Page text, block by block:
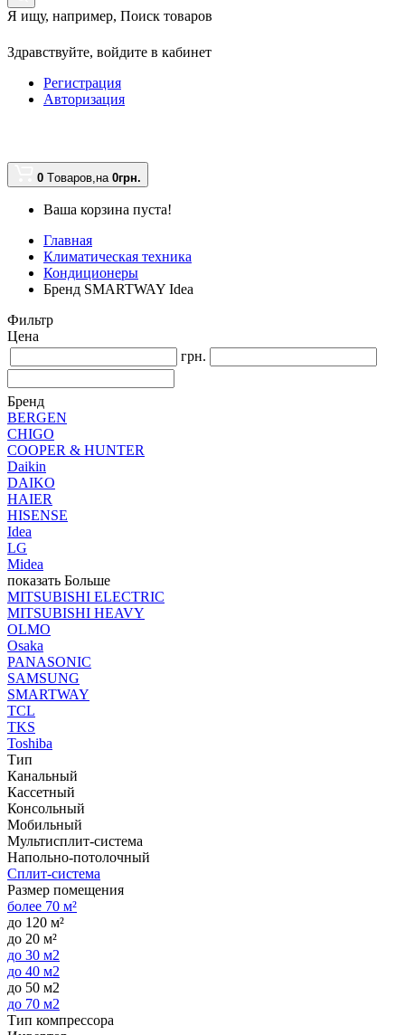
Я ищу, например, Поиск товаров
Здравствуйте, войдите в кабинет
Регистрация
Авторизация
0 Tоваров,на 0грн.
Ваша корзина пуста!
Главная
Климатическая техника
Кондиционеры
Бренд SMARTWAY Idea
Фильтр
Цена
грн.
Бренд
BERGEN
CHIGO
COOPER & HUNTER
Daikin
DAIKO
HAIER
HISENSE
Idea
LG
Midea
показать Больше
MITSUBISHI ELECTRIC
MITSUBISHI HEAVY
OLMO
Osaka
PANASONIC
SAMSUNG
SMARTWAY
TCL
TKS
Toshiba
Тип
Канальный
Кассетный
Консольный
Мобильный
Мультисплит-система
Напольно-потолочный
Сплит-система
Размер помещения
более 70 м²
до 120 м²
до 20 м²
до 30 м2
до 40 м2
до 50 м2
до 70 м2
Тип компрессора